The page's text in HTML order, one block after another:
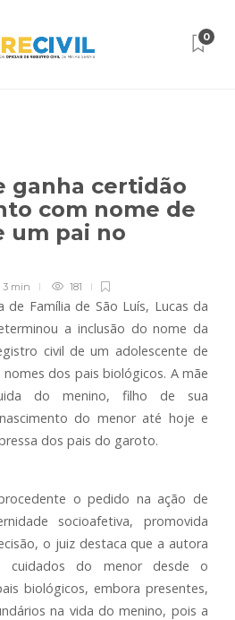
0
ganha certidão
com nome de
um pai no
3 min 181
de Família de São Luís, Lucas da
a inclusão do nome da
civil de um adolescente de
dos pais biológicos. A mãe
do menino, filho de sua
do menor até hoje e
dos pais do garoto.
o pedido na ação de
socioafetiva, promovida
o juiz destaca que a autora
cuidados do menor desde o
biológicos, embora presentes,
na vida do menino, pois a